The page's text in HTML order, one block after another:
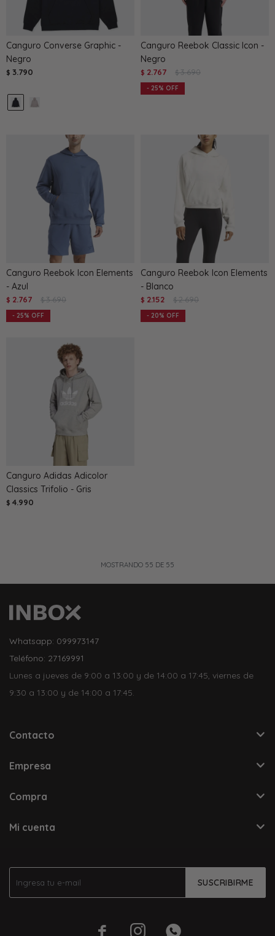
Canguro Converse Graphic -
Negro
$ 3.790
Canguro Reebok Classic Icon -
Negro
$ 2.767 $ 3.690
25
Canguro Reebok Icon Elements
- Azul
$ 2.767 $ 3.690
25
Canguro Reebok Icon Elements
- Blanco
$ 2.152 $ 2.690
20
Canguro Adidas Adicolor
Classics Trifolio - Gris
$ 4.990
MOSTRANDO 55 DE 55
SUSCRIBIRME
  
Whatsapp: 099973147
Teléfono: 27169991
Lunes a jueves de 9:00 a 13:00 y de 14:00 a 17:45, viernes de
9:30 a 13:00 y de 14:00 a 17:45.
Contacto
Empresa
Compra
Mi cuenta